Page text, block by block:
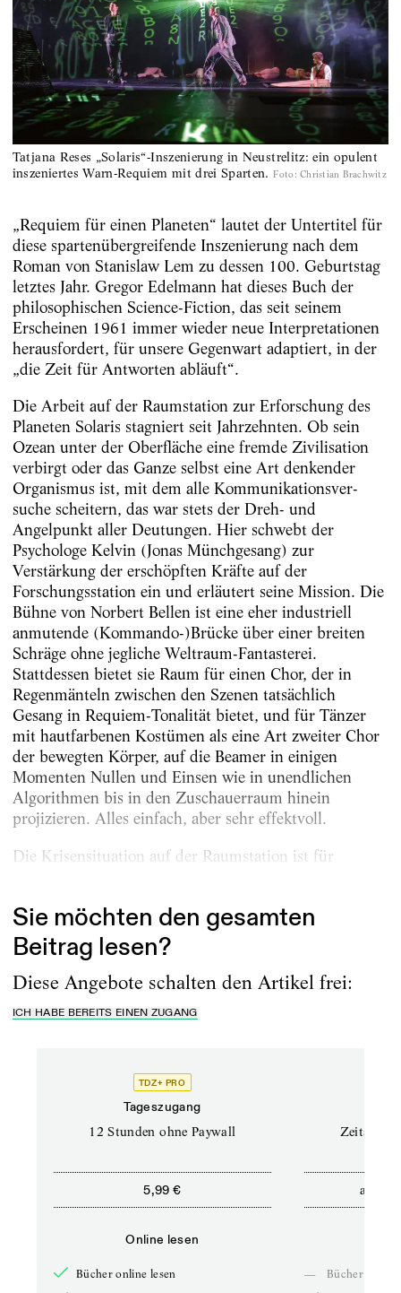
Tatjana Reses „Solaris“-Inszenierung in Neustrelitz: ein opulent
inszeniertes Warn-Requiem mit drei Sparten. Foto: Christian Brachwitz
„Requiem für einen Planeten“ lautet der Untertitel für
diese spartenübergreifende Inszenierung nach dem
Roman von Stanislaw Lem zu dessen 100. Geburtstag
letztes Jahr. Gregor Edelmann hat dieses Buch der
philosophischen Science-Fiction, das seit seinem
Erscheinen 1961 immer wieder neue Interpretationen
herausfordert, für unsere Gegenwart adaptiert, in der
„die Zeit für Antworten abläuft“.
Die Arbeit auf der Raumstation zur Erforschung des
Planeten Solaris stagniert seit Jahrzehnten. Ob sein
Ozean unter der Oberfläche eine fremde Zivilisation
verbirgt oder das Ganze selbst eine Art denkender
Organi­s­mus ist, mit dem alle Kommunikationsver­
suche scheitern, das war stets der Dreh- und
Angelpunkt aller Deutungen. Hier schwebt der
Psychologe Kelvin (Jonas Münchgesang) zur
Verstärkung der erschöpften Kräfte auf der
Forschungsstation ein und erläutert seine Mission. Die
Bühne von Norbert Bellen ist eine eher industriell
anmutende (Kommando-)Brücke über einer breiten
Schräge ohne jeg­liche Weltraum-Fantasterei.
Stattdessen bietet sie Raum für einen Chor, der in
Regenmänteln zwischen den Szenen tatsächlich
Gesang in Requiem-Tonalität bietet, und für Tänzer
mit hautfarbenen Kostümen als eine Art zweiter Chor
der bewegten Körper, auf die Beamer in einigen
Momenten Nullen und Einsen wie in unendlichen
Algorithmen bis in den Zuschauerraum hinein
projizieren. Alles einfach, aber sehr effektvoll.
Die Krisensituation auf der Raumstation ist für
Sie möchten den gesamten
Beitrag lesen?
Diese Angebote schalten den Artikel frei:
ICH HABE BEREITS EINEN ZUGANG
TDZ+ PRO
Tageszugang
12 Stunden ohne Paywall
5,99 €
Online lesen
Bücher online lesen
ab
—
Bücher online